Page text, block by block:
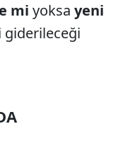
mi yoksa yeni
giderileceği